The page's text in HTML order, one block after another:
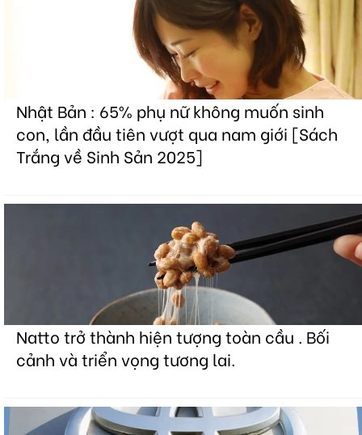
Nhật Bản : 65% phụ nữ không muốn sinh
con, lần đầu tiên vượt qua nam giới [Sách
Trắng về Sinh Sản 2025]
Natto trở thành hiện tượng toàn cầu . Bối
cảnh và triển vọng tương lai.